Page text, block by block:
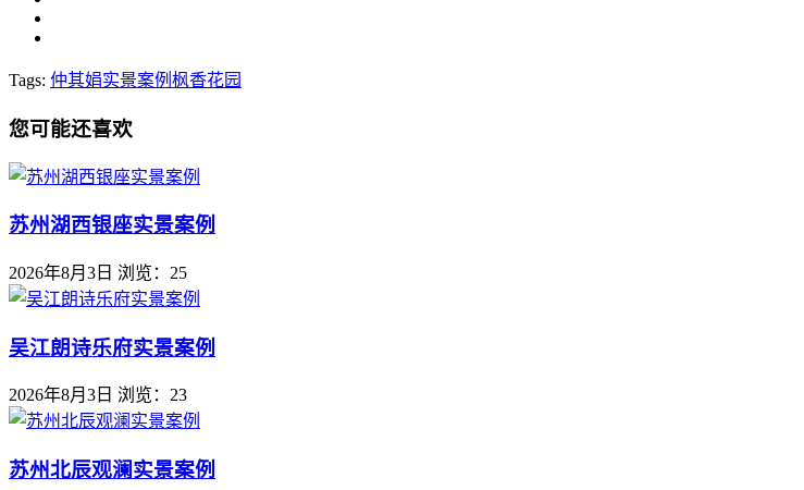
Tags: 仲其娟实景案例 枫香花园
您可能还喜欢
苏州湖西银座实景案例
2026年8月3日 浏览：25
吴江朗诗乐府实景案例
2026年8月3日 浏览：23
苏州北辰观澜实景案例